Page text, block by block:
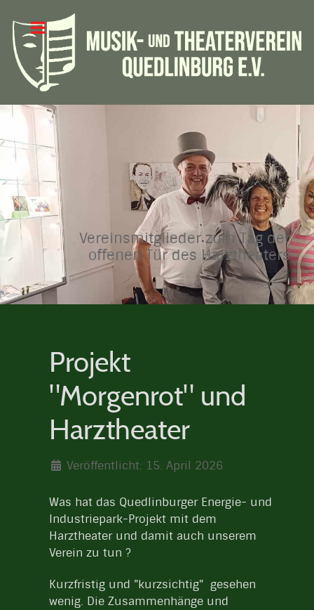
Vereinsmitglieder zum Tag der
offenen Tür des Harztheaters
Projekt
"Morgenrot" und
Harztheater
Veröffentlicht: 15. April 2026
Was hat das Quedlinburger Energie- und
Industriepark-Projekt mit dem
Harztheater und damit auch unserem
Verein zu tun ?
Kurzfristig und "kurzsichtig" gesehen
wenig. Die Zusammenhänge und